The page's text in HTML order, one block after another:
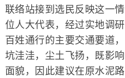
联络站接到选民反映这一
位人大代表，经过实地调
百姓通行的主要交通要道
坑洼洼，尘土飞扬，既影
面貌，因此建议在原水泥